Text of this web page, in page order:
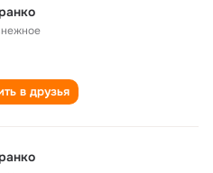
в друзья